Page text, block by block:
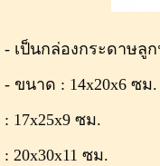
- เป็นกล่องกระดาษลู
- ขนาด : 14x20x6 ซม.
: 17x25x9 ซม.
: 20x30x11 ซม.